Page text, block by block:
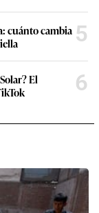
cuánto cambia 5
El
6